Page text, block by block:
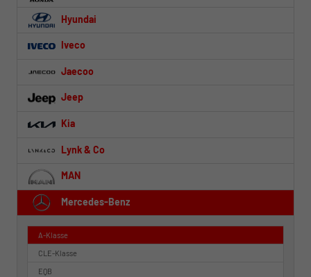
Hyundai
Iveco
Jaecoo
Jeep
Kia
Lynk & Co
MAN
Mercedes-Benz
A-Klasse
CLE-Klasse
EQB